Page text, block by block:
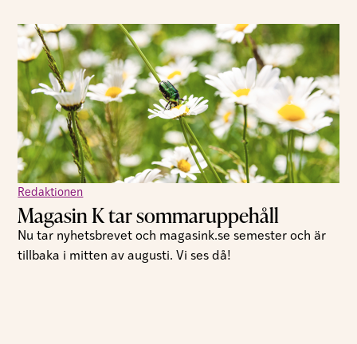
Redaktionen
Magasin K tar sommaruppehåll
Nu tar nyhetsbrevet och magasink.se semester och är
tillbaka i mitten av augusti. Vi ses då!